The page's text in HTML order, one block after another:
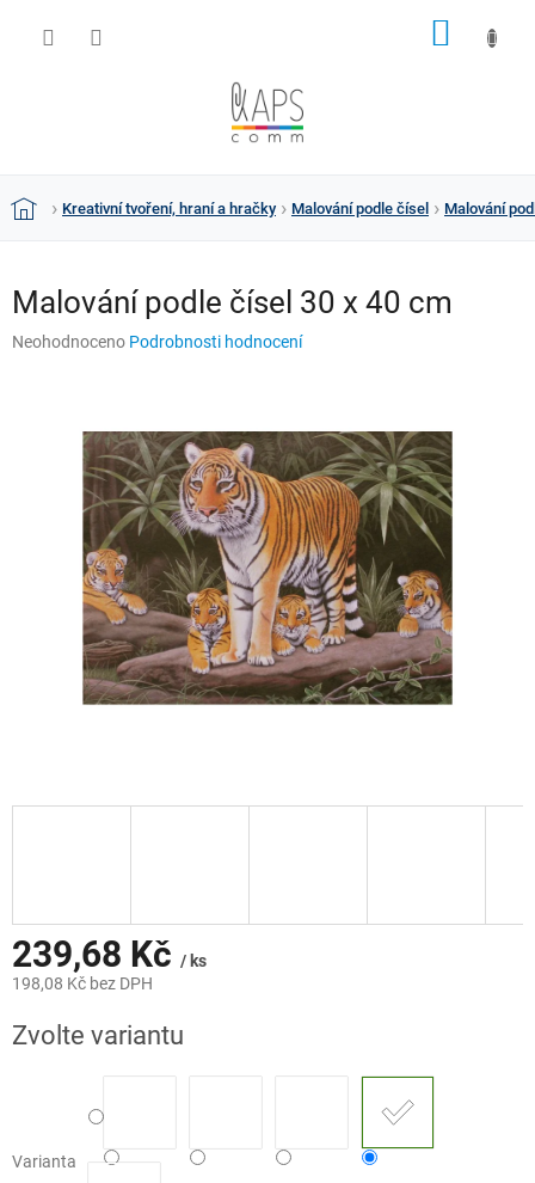
DomůKreativní tvoření, hraní a hračky Malování podle čísel Malování
Malování podle čísel 30 x 40 cm
Průměrné
Neohodnoceno Podrobnosti hodnocení
239,68 Kč / ks
198,08 Kč bez DPH
cena:
Zvolte variantu
Varianta